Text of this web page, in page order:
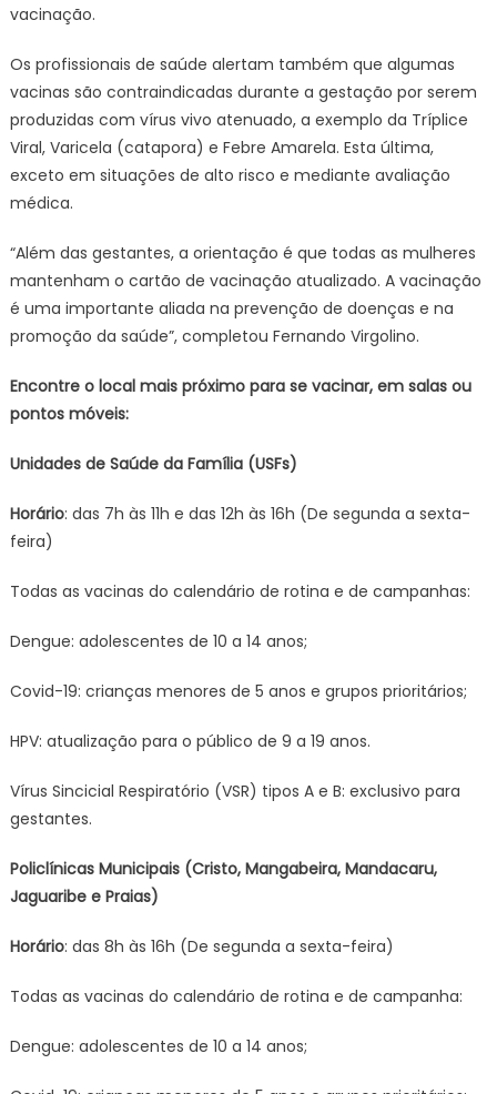
vacinação.
Os profissionais de saúde alertam também que algumas
vacinas são contraindicadas durante a gestação por serem
produzidas com vírus vivo atenuado, a exemplo da Tríplice
Viral, Varicela (catapora) e Febre Amarela. Esta última,
exceto em situações de alto risco e mediante avaliação
médica.
“Além das gestantes, a orientação é que todas as mulheres
mantenham o cartão de vacinação atualizado. A vacinação
é uma importante aliada na prevenção de doenças e na
promoção da saúde”, completou Fernando Virgolino.
Encontre o local mais próximo para se vacinar, em salas ou
pontos móveis:
Unidades de Saúde da Família (USFs)
Horário: das 7h às 11h e das 12h às 16h (De segunda a sexta-
feira)
Todas as vacinas do calendário de rotina e de campanhas:
Dengue: adolescentes de 10 a 14 anos;
Covid-19: crianças menores de 5 anos e grupos prioritários;
HPV: atualização para o público de 9 a 19 anos.
Vírus Sincicial Respiratório (VSR) tipos A e B: exclusivo para
gestantes.
Policlínicas Municipais (Cristo, Mangabeira, Mandacaru,
Jaguaribe e Praias)
Horário: das 8h às 16h (De segunda a sexta-feira)
Todas as vacinas do calendário de rotina e de campanha:
Dengue: adolescentes de 10 a 14 anos;